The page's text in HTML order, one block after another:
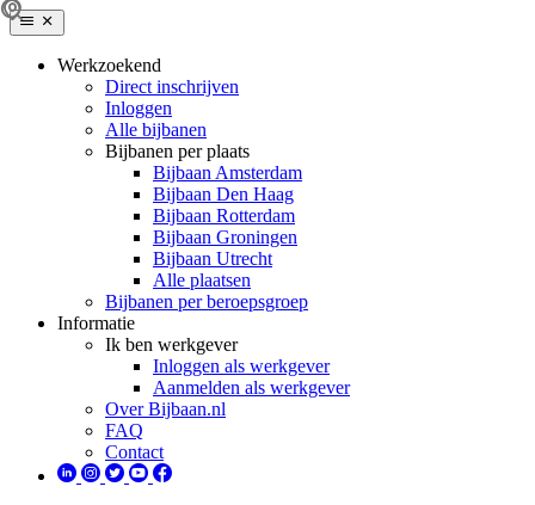
Werkzoekend
Direct inschrijven
Inloggen
Alle bijbanen
Bijbanen per plaats
Bijbaan Amsterdam
Bijbaan Den Haag
Bijbaan Rotterdam
Bijbaan Groningen
Bijbaan Utrecht
Alle plaatsen
Bijbanen per beroepsgroep
Informatie
Ik ben werkgever
Inloggen als werkgever
Aanmelden als werkgever
Over Bijbaan.nl
FAQ
Contact